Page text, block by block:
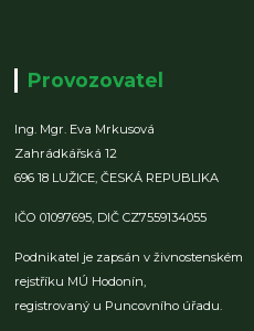
Provozovatel
Ing. Mgr. Eva Mrkusová
Zahrádkářská 12
696 18 LUŽICE,ČESKÁ REPUBLIKA
IČO 01097695, DIČ CZ7559134055
Podnikatel je zapsán v živnostenském
rejstříku MÚ Hodonín,
registrovaný u Puncovního úřadu.